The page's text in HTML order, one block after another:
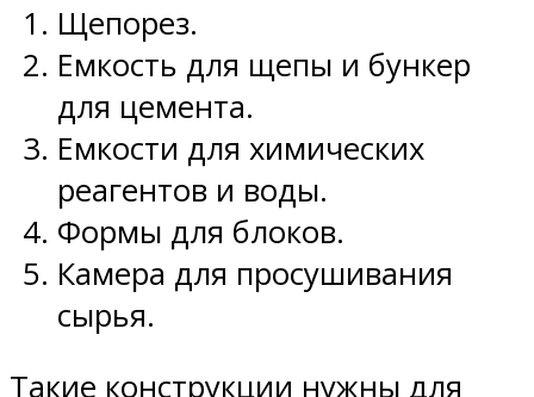
Щепорез.
Емкость для щепы и бункер
для цемента.
Емкости для химических
реагентов и воды.
Формы для блоков.
Камера для просушивания
сырья.
Такие конструкции нужны для